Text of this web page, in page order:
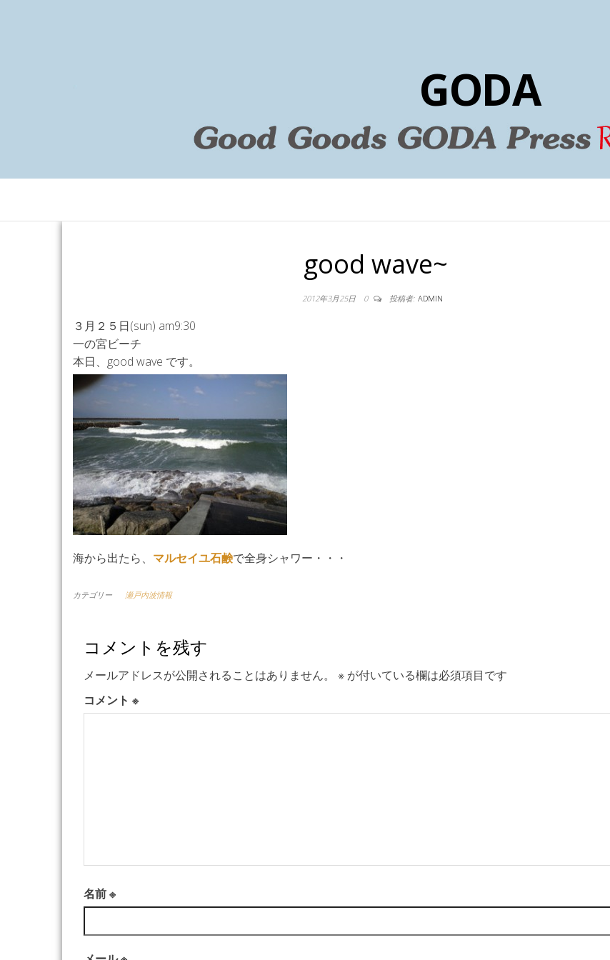
GODA
good wave~
2012年3月25日 0 投稿者: ADMIN
３月２５日(sun) am9:30
一の宮ビーチ
本日、good wave です。
海から出たら、 マルセイユ石鹸で全身シャワー・・・
カテゴリー 瀬戸内波情報
コメントを残す
メールアドレスが公開されることはありません。 ※ が付いている欄は必須項目です
コメント ※
名前※